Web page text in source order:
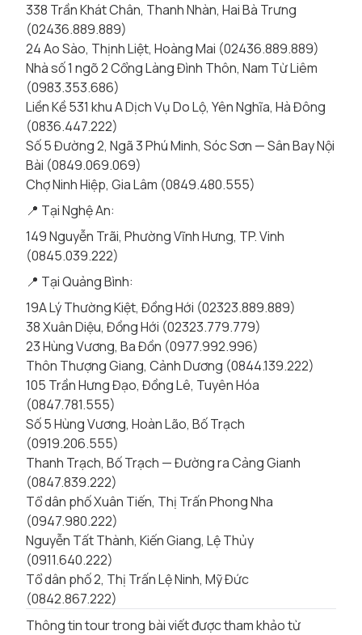
338 Trần Khát Chân, Thanh Nhàn, Hai Bà Trưng
(02436.889.889)
24 Ao Sào, Thịnh Liệt, Hoàng Mai (02436.889.889)
Nhà số 1 ngõ 2 Cổng Làng Đình Thôn, Nam Từ Liêm
(0983.353.686)
Liền Kề 531 khu A Dịch Vụ Do Lộ, Yên Nghĩa, Hà Đông
(0836.447.222)
Số 5 Đường 2, Ngã 3 Phú Minh, Sóc Sơn — Sân Bay Nội
Bài (0849.069.069)
Chợ Ninh Hiệp, Gia Lâm (0849.480.555)
📍 Tại Nghệ An:
149 Nguyễn Trãi, Phường Vĩnh Hưng, TP. Vinh
(0845.039.222)
📍 Tại Quảng Bình:
19A Lý Thường Kiệt, Đồng Hới (02323.889.889)
38 Xuân Diệu, Đồng Hới (02323.779.779)
23 Hùng Vương, Ba Đồn (0977.992.996)
Thôn Thượng Giang, Cảnh Dương (0844.139.222)
105 Trần Hưng Đạo, Đồng Lê, Tuyên Hóa
(0847.781.555)
Số 5 Hùng Vương, Hoàn Lão, Bố Trạch
(0919.206.555)
Thanh Trạch, Bố Trạch — Đường ra Cảng Gianh
(0847.839.222)
Tổ dân phố Xuân Tiến, Thị Trấn Phong Nha
(0947.980.222)
Nguyễn Tất Thành, Kiến Giang, Lệ Thủy
(0911.640.222)
Tổ dân phố 2, Thị Trấn Lệ Ninh, Mỹ Đức
(0842.867.222)
Thông tin tour trong bài viết được tham khảo từ